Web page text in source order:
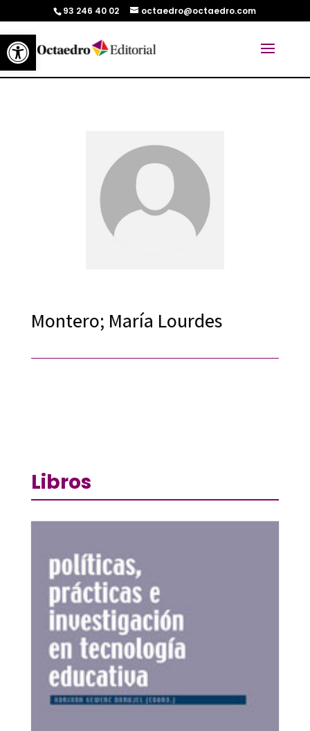
Abrir barra de herramientas
93 246 40 02 octaedro@octaedro.com
Montero; María Lourdes
Libros